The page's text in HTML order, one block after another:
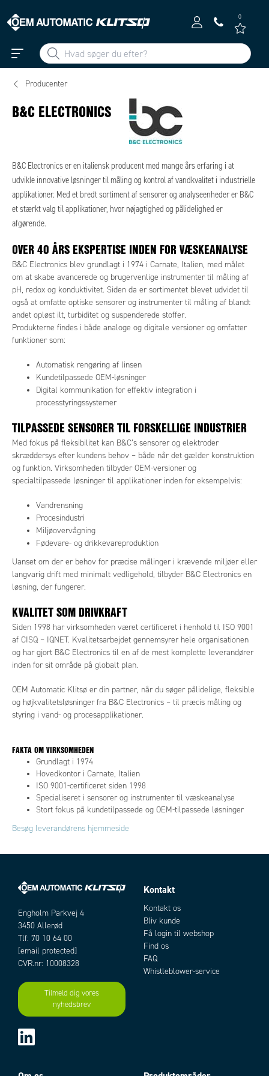
0
Producenter
B&C ELECTRONICS
B&C Electronics er en italiensk producent med mange års erfaring i at
udvikle innovative løsninger til måling og kontrol af vandkvalitet i industrielle
applikationer. Med et bredt sortiment af sensorer og analyseenheder er B&C
et stærkt valg til applikationer, hvor nøjagtighed og pålidelighed er
afgørende.
OVER 40 ÅRS EKSPERTISE INDEN FOR VÆSKEANALYSE
B&C Electronics blev grundlagt i 1974 i Carnate, Italien, med målet
om at skabe avancerede og brugervenlige instrumenter til måling af
pH, redox og konduktivitet. Siden da er sortimentet blevet udvidet til
også at omfatte optiske sensorer og instrumenter til måling af blandt
andet opløst ilt, turbiditet og suspenderede stoffer.
Produkterne findes i både analoge og digitale versioner og omfatter
funktioner som:
Automatisk rengøring af linsen
Kundetilpassede OEM-løsninger
Digital kommunikation for effektiv integration i
processtyringssystemer
TILPASSEDE SENSORER TIL FORSKELLIGE INDUSTRIER
Med fokus på fleksibilitet kan B&C’s sensorer og elektroder
skræddersys efter kundens behov – både når det gælder konstruktion
og funktion. Virksomheden tilbyder OEM-versioner og
specialtilpassede løsninger til applikationer inden for eksempelvis:
Vandrensning
Procesindustri
Miljøovervågning
Fødevare- og drikkevareproduktion
Uanset om der er behov for præcise målinger i krævende miljøer eller
langvarig drift med minimalt vedligehold, tilbyder B&C Electronics en
løsning, der fungerer.
KVALITET SOM DRIVKRAFT
Siden 1998 har virksomheden været certificeret i henhold til ISO 9001
af CISQ – IQNET. Kvalitetsarbejdet gennemsyrer hele organisationen
og har gjort B&C Electronics til en af de mest komplette leverandører
inden for sit område på globalt plan.
OEM Automatic Klitsø er din partner, når du søger pålidelige, fleksible
og højkvalitetsløsninger fra B&C Electronics – til præcis måling og
styring i vand- og procesapplikationer.
FAKTA OM VIRKSOMHEDEN
Grundlagt i 1974
Hovedkontor i Carnate, Italien
ISO 9001-certificeret siden 1998
Specialiseret i sensorer og instrumenter til væskeanalyse
Stort fokus på kundetilpassede og OEM-tilpassede løsninger
Besøg leverandørens hjemmeside
Engholm Parkvej 4
3450 Allerød
Tlf: 70 10 64 00
[email protected]
CVR.nr: 10008328
Tilmeld dig vores
nyhedsbrev
Kontakt
Kontakt os
Bliv kunde
Få login til webshop
Find os
FAQ
Whistleblower-service